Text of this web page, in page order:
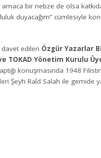
amaca bir nebze de olsa
duyacağım” cümlesiyle
davet edilen Özgür Yazarlar
TOKAD Yönetim Kurulu
konuşmasında 1948
Şeyh Raîd Salah ile gemide